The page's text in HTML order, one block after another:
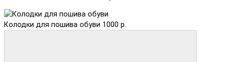
Колодки для пошива обуви 1000 р.